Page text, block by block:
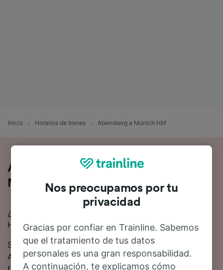
Inicio Horarios de trenes Abensberg a Múnich Hbf
Así es viajar en tren de Abensberg a
Múnich Hbf
¿Buscas información para ir de Abensberg a Múnich
Hbf en tren? Empieza tu viaje con nosotros.
Se tardan 1 hora 44 minutos de media en viajar de
Abensberg a Múnich Hbf en tren. Alrededor de 24
Nos preocupamos por tu
privacidad
Gracias por confiar en Trainline. Sabemos
que el tratamiento de tus datos
personales es una gran responsabilidad.
A continuación, te explicamos cómo